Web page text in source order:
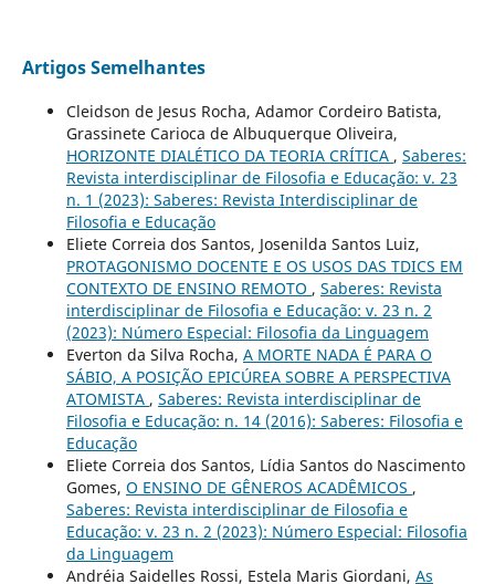
Artigos Semelhantes
Cleidson de Jesus Rocha, Adamor Cordeiro Batista,
Grassinete Carioca de Albuquerque Oliveira,
HORIZONTE DIALÉTICO DA TEORIA CRÍTICA , Saberes:
Revista interdisciplinar de Filosofia e Educação: v. 23
n. 1 (2023): Saberes: Revista Interdisciplinar de
Filosofia e Educação
Eliete Correia dos Santos, Josenilda Santos Luiz,
PROTAGONISMO DOCENTE E OS USOS DAS TDICS EM
CONTEXTO DE ENSINO REMOTO , Saberes: Revista
interdisciplinar de Filosofia e Educação: v. 23 n. 2
(2023): Número Especial: Filosofia da Linguagem
Everton da Silva Rocha, A MORTE NADA É PARA O
SÁBIO, A POSIÇÃO EPICÚREA SOBRE A PERSPECTIVA
ATOMISTA , Saberes: Revista interdisciplinar de
Filosofia e Educação: n. 14 (2016): Saberes: Filosofia e
Educação
Eliete Correia dos Santos, Lídia Santos do Nascimento
Gomes, O ENSINO DE GÊNEROS ACADÊMICOS ,
Saberes: Revista interdisciplinar de Filosofia e
Educação: v. 23 n. 2 (2023): Número Especial: Filosofia
da Linguagem
Andréia Saidelles Rossi, Estela Maris Giordani, As